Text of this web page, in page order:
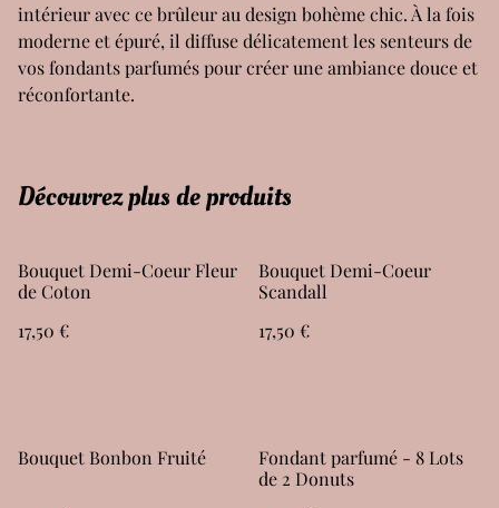
intérieur avec ce brûleur au design bohème chic. À la fois
moderne et épuré, il diffuse délicatement les senteurs de
vos fondants parfumés pour créer une ambiance douce et
réconfortante.
Découvrez plus de produits
Bouquet Demi-Coeur Fleur
de Coton
17,50 €
Bouquet Demi-Coeur
Scandall
17,50 €
Bouquet Bonbon Fruité
Fondant parfumé - 8 Lots
de 2 Donuts